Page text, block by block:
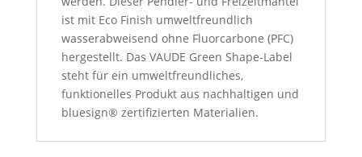
ist mit Eco Finish umweltfreundlich
wasserabweisend ohne Fluorcarbone (PFC)
hergestellt. Das VAUDE Green Shape-Label
steht für ein umweltfreundliches,
funktionelles Produkt aus nachhaltigen und
bluesign® zertifizierten Materialien.